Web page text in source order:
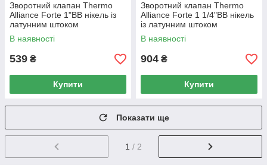
Зворотний клапан Thermo
Alliance Forte 1"ВВ нікель із
латунним штоком
TAF240W25
В наявності
539 ₴
Купити
Зворотний клапан Thermo
Alliance Forte 1 1/4"ВВ нікель
із латунним штоком
TAF240W32
В наявності
904 ₴
Купити
Показати ще
1 / 2